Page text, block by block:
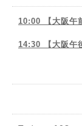
10:00 【大阪
14:30 【大阪午